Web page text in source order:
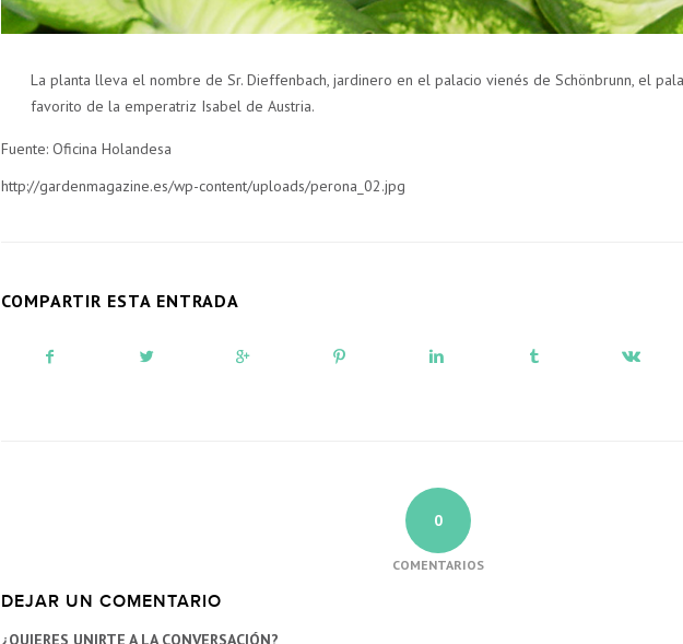
La planta lleva el nombre de Sr. Dieffenbach, jardinero en el palacio vienés de Schönbrunn, el
favorito de la emperatriz Isabel de Austria.
Fuente: Oficina Holandesa
http://gardenmagazine.es/wp-content/uploads/perona_02.jpg
COMPARTIR ESTA ENTRADA
0
COMENTARIOS
DEJAR UN COMENTARIO
¿QUIERES UNIRTE A LA CONVERSACIÓN?